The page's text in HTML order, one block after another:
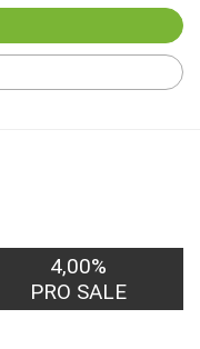
4,00%
PRO SALE